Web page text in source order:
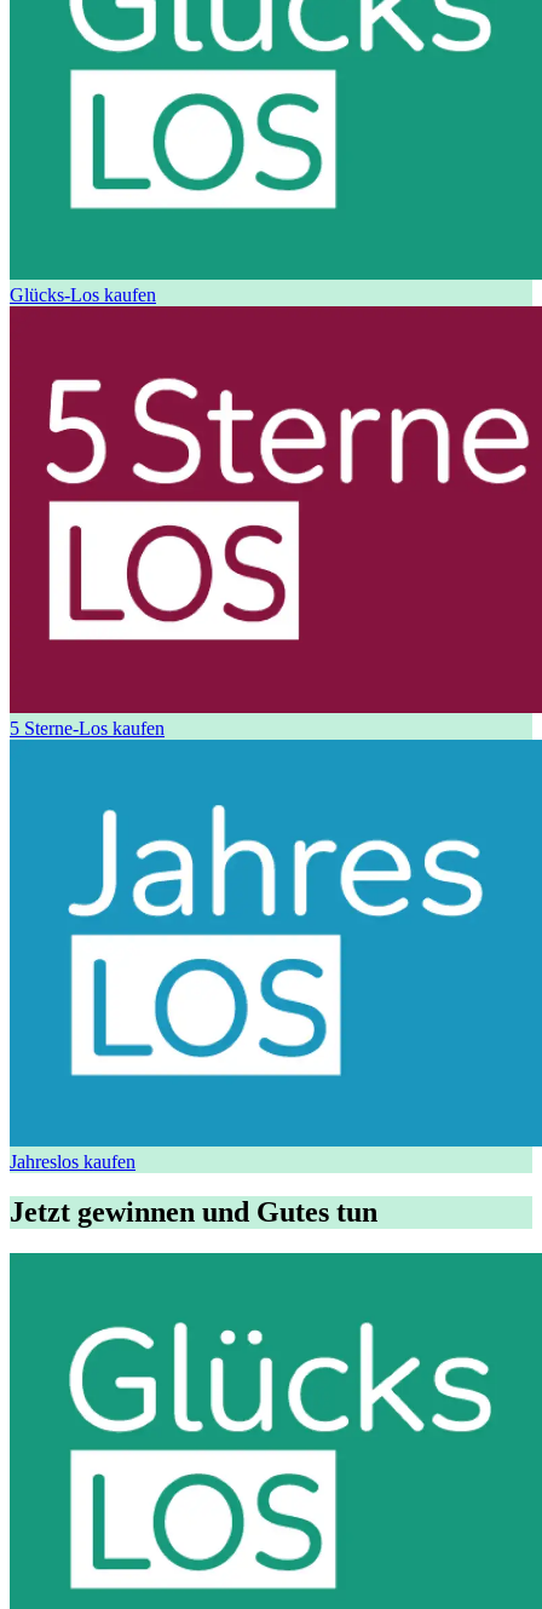
Glücks-Los kaufen
5 Sterne-Los kaufen
Jahreslos kaufen
Jetzt gewinnen und Gutes tun